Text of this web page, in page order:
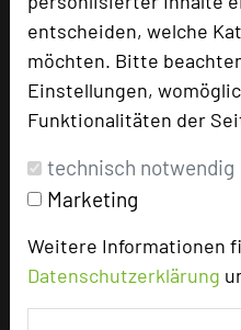
entscheiden, welche
möchten. Bitte
Einstellungen,
Funktionalitäten der
technisch notwendig
Marketing
Weitere Informationen
Datenschutzerklärung
Hoteldaten
Max. Tagungskapazität
U-Form
Reihenbestuhlung
Tagungsräume
Ausstellungsfläche
Zimmer
Doppelzimmer